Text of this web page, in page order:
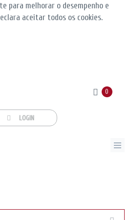
para melhorar o desempenho e
aceitar todos os cookies.
0
LOGIN